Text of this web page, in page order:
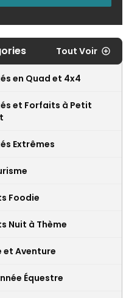
Tout Voir
en Quad et 4x4
et Forfaits à Petit
Extrêmes
Foodie
Nuit à Thème
et Aventure
Équestre